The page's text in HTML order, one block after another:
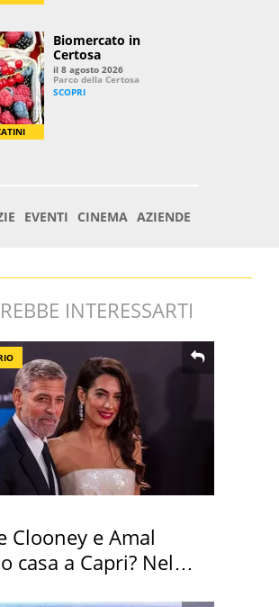
INTERESSARTI
Clooney e Amal
casa a Capri? Nel